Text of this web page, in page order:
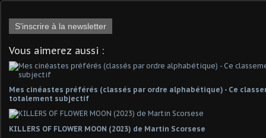
S'inscrire à la newsletter
Vous aimerez aussi :
Mes cinéastes préférés (classés par ordre alphabétique) - Ce
totalement subjectif
KILLERS OF FLOWER MOON (2023) de Martin Scorsese